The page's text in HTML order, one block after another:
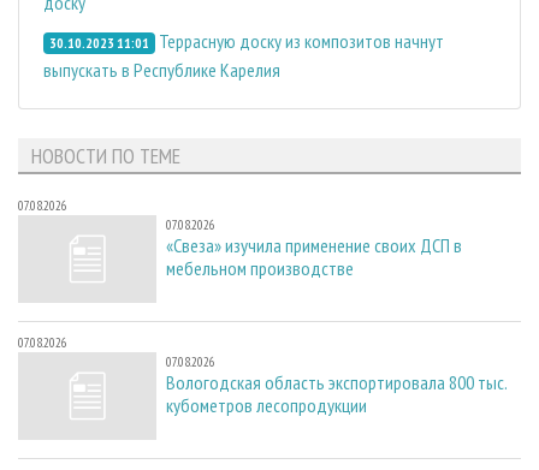
30.10.2023 11:01
Террасную доску из композитов начнут
выпускать в Республике Карелия
НОВОСТИ ПО ТЕМЕ
07.08.2026
07.08.2026
«Свеза» изучила применение своих ДСП в
мебельном производстве
07.08.2026
07.08.2026
Вологодская область экспортировала 800 тыс.
кубометров лесопродукции